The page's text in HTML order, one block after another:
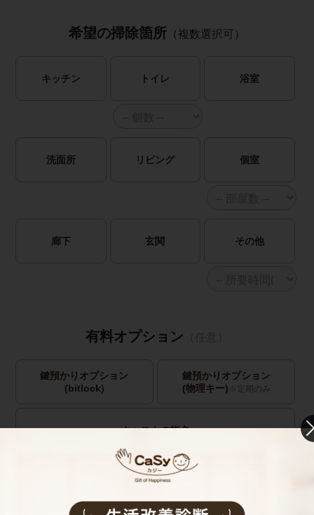
希望の掃除箇所 （複数選択可）
キッチン トイレ 浴室
洗面所 リビング 個室
廊下 玄関 その他
有料オプション
鍵預かりオプション
(bitlock)
鍵預かりオプション
(物理キー) ※定期のみ
キャストの指名